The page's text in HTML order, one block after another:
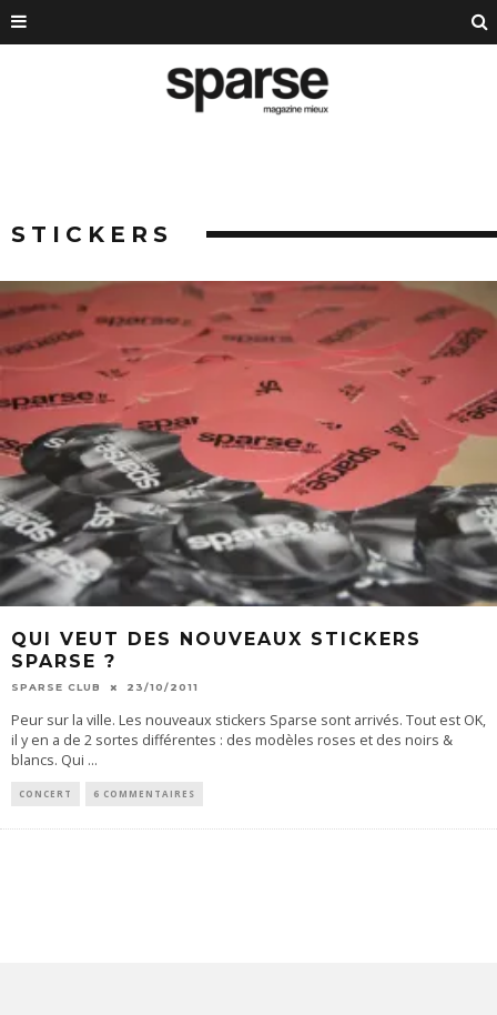
STICKERS
QUI VEUT DES NOUVEAUX STICKERS
SPARSE ?
SPARSE CLUB 23/10/2011
Peur sur la ville. Les nouveaux stickers Sparse sont arrivés. Tout est OK,
il y en a de 2 sortes différentes : des modèles roses et des noirs &
blancs. Qui ...
CONCERT 6 COMMENTAIRES